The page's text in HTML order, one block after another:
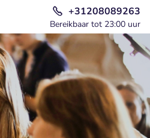
+31208089263
Bereikbaar tot 23:00 uur